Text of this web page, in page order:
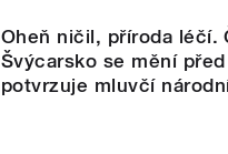
Oheň ničil, příroda léčí.
Švýcarsko se mění
potvrzuje mluvčí